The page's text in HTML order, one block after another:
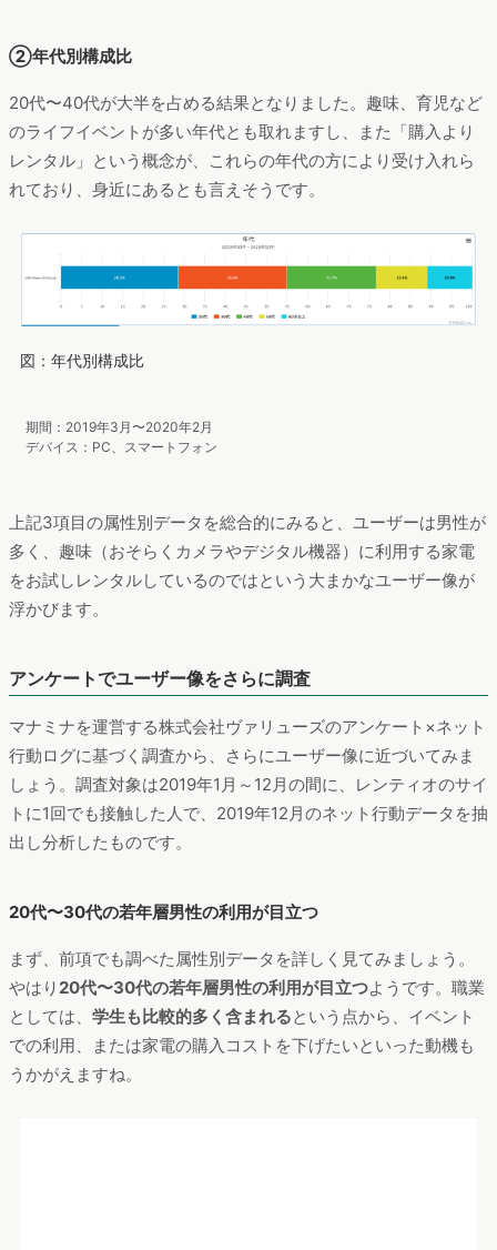
②年代別構成比
20代〜40代が大半を占める結果となりました。趣味、育児など
のライフイベントが多い年代とも取れますし、また「購入より
レンタル」という概念が、これらの年代の方により受け入れら
れており、身近にあるとも言えそうです。
図：年代別構成比
期間：2019年3月〜2020年2月
デバイス：PC、スマートフォン
上記3項目の属性別データを総合的にみると、ユーザーは男性が
多く、趣味（おそらくカメラやデジタル機器）に利用する家電
をお試しレンタルしているのではという大まかなユーザー像が
浮かびます。
アンケートでユーザー像をさらに調査
マナミナを運営する株式会社ヴァリューズのアンケート×ネット
行動ログに基づく調査から、さらにユーザー像に近づいてみま
しょう。調査対象は2019年1月～12月の間に、レンティオのサイ
トに1回でも接触した人で、2019年12月のネット行動データを抽
出し分析したものです。
20代〜30代の若年層男性の利用が目立つ
まず、前項でも調べた属性別データを詳しく見てみましょう。
やはり 20代〜30代の若年層男性の利用が目立つようです。職業
としては、 学生も比較的多く含まれるという点から、イベント
での利用、または家電の購入コストを下げたいといった動機も
うかがえますね。